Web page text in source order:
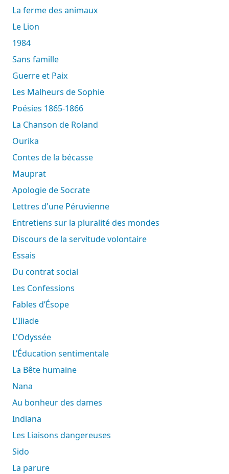
La ferme des animaux
Le Lion
1984
Sans famille
Guerre et Paix
Les Malheurs de Sophie
Poésies 1865-1866
La Chanson de Roland
Ourika
Contes de la bécasse
Mauprat
Apologie de Socrate
Lettres d'une Péruvienne
Entretiens sur la pluralité des mondes
Discours de la servitude volontaire
Essais
Du contrat social
Les Confessions
Fables d’Ésope
L'Iliade
L'Odyssée
L’Éducation sentimentale
La Bête humaine
Nana
Au bonheur des dames
Indiana
Les Liaisons dangereuses
Sido
La parure